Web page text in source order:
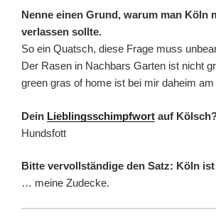
Nenne einen Grund, warum man Köln
verlassen sollte.
So ein Quatsch, diese Frage muss
Der Rasen in Nachbars Garten ist nicht
green gras of home ist bei mir daheim
Dein Lieblingsschimpfwort auf
Hundsfott
Bitte vervollständige den Satz: Köln
… meine Zudecke.